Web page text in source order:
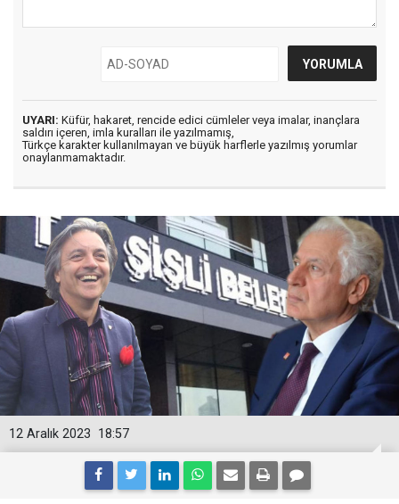
UYARI: Küfür, hakaret, rencide edici cümleler veya imalar, inançlara
saldırı içeren, imla kuralları ile yazılmamış,
Türkçe karakter kullanılmayan ve büyük harflerle yazılmış yorumlar
onaylanmamaktadır.
18:57
12 Aralık 2023